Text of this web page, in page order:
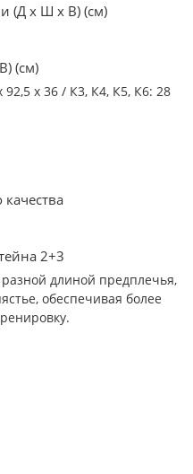
(Д х Ш х В) (см)
(см)
92,5 х 36 / К3, К4, К5, К6: 28
2+3
длиной предплечья,
обеспечивая более